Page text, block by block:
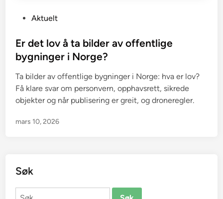
s
t
d
i
n
Aktuelt
Er det lov å ta bilder av offentlige
bygninger i Norge?
Ta bilder av offentlige bygninger i Norge: hva er lov?
Få klare svar om personvern, opphavsrett, sikrede
objekter og når publisering er greit, og droneregler.
mars 10, 2026
Søk
Søk